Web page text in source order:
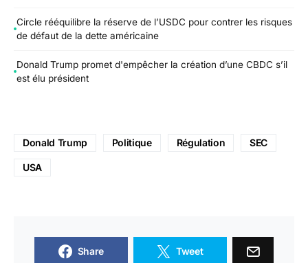
Circle rééquilibre la réserve de l’USDC pour contrer les risques
de défaut de la dette américaine
Donald Trump promet d'empêcher la création d’une CBDC s’il
est élu président
Donald Trump Politique Régulation SEC
USA
Share Tweet